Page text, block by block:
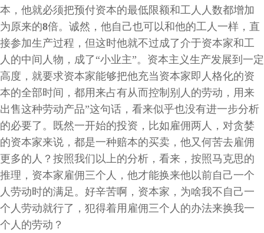
本，他就必须把预付资本的最低限额和工人人数都增加
为原来的8倍。诚然，他自己也可以和他的工人一样，直
接参加生产过程，但这时他就不过成了介于资本家和工
人的中间人物，成了“小业主”。资本主义生产发展到一定
高度，就要求资本家能够把他充当资本家即人格化的资
本的全部时间，都用来占有从而控制别人的劳动，用来
出售这种劳动产品”这句话，看来似乎也没有进一步分析
的必要了。既然一开始的投资，比如雇佣两人，对贪婪
的资本家来说，都是一种赔本的买卖，他又何苦去雇佣
更多的人？按照我们以上的分析，看来，按照马克思的
推理，资本家雇佣三个人，他才能换来他以前自己一个
人劳动时的满足。好辛苦啊，资本家，为啥我不自己一
个人劳动就行了，犯得着用雇佣三个人的办法来换我一
个人的劳动？